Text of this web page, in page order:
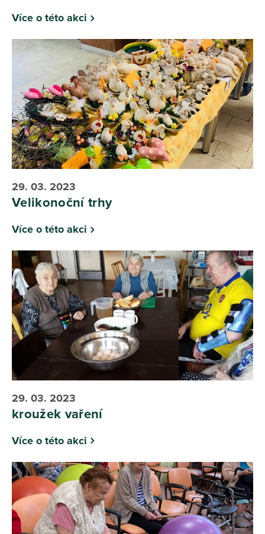
Více o této akci
29. 03. 2023
Velikonoční trhy
Více o této akci
29. 03. 2023
kroužek vaření
Více o této akci